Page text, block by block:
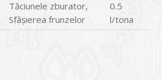
Tăciunele zburator,
Sfâşierea frunzelor
0.5
l/tona